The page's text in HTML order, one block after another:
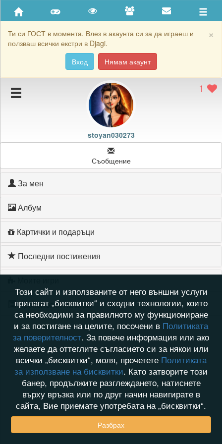
×
Ти си ГОСТ в момента. Влез в акаунта си за да играеш и
ползваш всички екстри в Djagi.
Вход
Нямам акаунт
Приятели
Хронология на игри
Подаръците на stoyan030273
Картичките на stoyan030273
Блокирай stoyan030273
1
stoyan030273
Съобщение
За мен
Албум
Картички и подаръци
Последни постижения
Хронология на игри
Този сайт и използваните от него външни услуги
прилагат „бисквитки“ и сходни технологии, които
са необходими за правилното му функциониране
и за постигане на целите, посочени в Политиката
за поверителност. За повече информация или ако
желаете да оттеглите съгласието си за някои или
всички „бисквитки“, моля, прочетете Политиката
за използване на бисквитки. Като затворите този
банер, продължите разглеждането, натиснете
върху връзка или по друг начин навигирате в
сайта, Вие приемате употребата на „бисквитки“.
Разбрах